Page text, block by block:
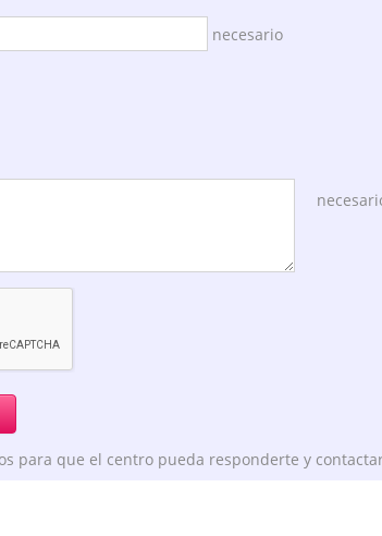
necesario
para que el centro pueda responderte y